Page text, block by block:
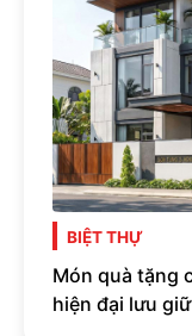
BIỆT THỰ
Món quà tặng
hiện đại lưu